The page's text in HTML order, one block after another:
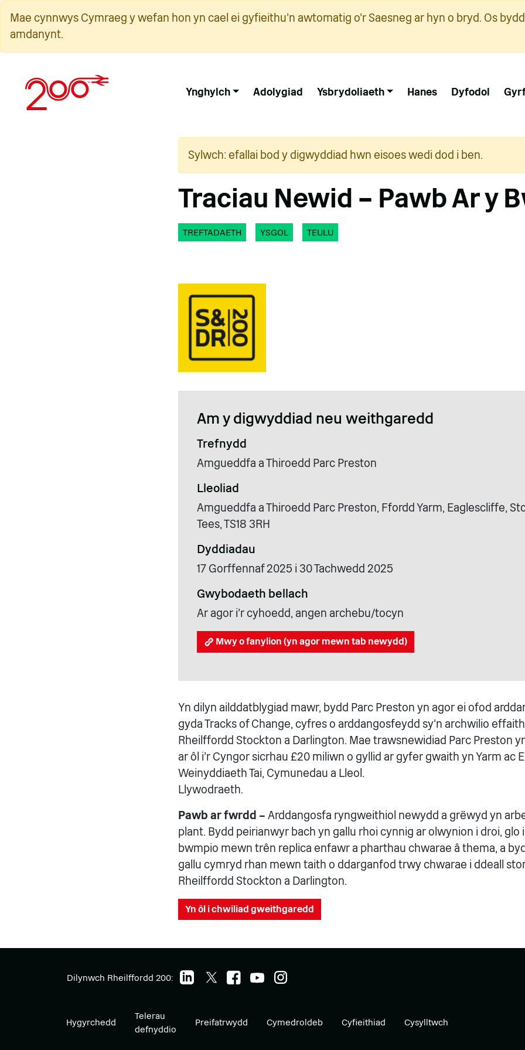
cynnwys
Mae cynnwys Cymraeg y wefan hon yn cael ei gyfieithu'n awtomatig o'r Saesneg ar hyn o bryd. Os
amdanynt.
Ynghylch Adolygiad Ysbrydoliaeth Hanes Dyfodol
Sylwch: efallai bod y digwyddiad hwn eisoes wedi dod i ben.
Traciau Newid – Pawb Ar y
TREFTADAETH YSGOL TEULU
Am y digwyddiad neu weithgaredd
Trefnydd
Amgueddfa a Thiroedd Parc Preston
Lleoliad
Amgueddfa a Thiroedd Parc Preston, Ffordd Yarm, Eaglescliffe,
Tees, TS18 3RH
Dyddiadau
17 Gorffennaf 2025 i 30 Tachwedd 2025
Gwybodaeth bellach
Ar agor i'r cyhoedd, angen archebu/tocyn
Mwy o fanylion (yn agor mewn tab newydd)
Yn dilyn ailddatblygiad mawr, bydd Parc Preston yn agor ei ofod
gyda Tracks of Change, cyfres o arddangosfeydd sy'n archwilio
Rheilffordd Stockton a Darlington. Mae trawsnewidiad Parc Preston
ar ôl i'r Cyngor sicrhau £20 miliwn o gyllid ar gyfer gwaith yn Yarm ac
Weinyddiaeth Tai, Cymunedau a Lleol.
Llywodraeth.
Pawb ar fwrdd – Arddangosfa ryngweithiol newydd a grëwyd yn
plant. Bydd peirianwyr bach yn gallu rhoi cynnig ar olwynion i droi, glo
bwmpio mewn trên replica enfawr a pharthau chwarae â thema, a
gallu cymryd rhan mewn taith o ddarganfod trwy chwarae i ddeall
Rheilffordd Stockton a Darlington.
Yn ôl i chwiliad gweithgaredd
Dilynwch Rheilffordd 200:
Hygyrchedd
Telerau
defnyddio
Preifatrwydd Cymedroldeb Cyfieithiad
Cysylltwch